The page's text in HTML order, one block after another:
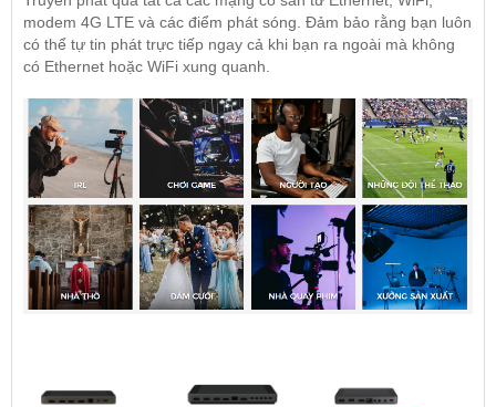
modem 4G LTE và các điểm phát sóng. Đảm bảo rằng bạn luôn
có thể tự tin phát trực tiếp ngay cả khi bạn ra ngoài mà không
có Ethernet hoặc WiFi xung quanh.